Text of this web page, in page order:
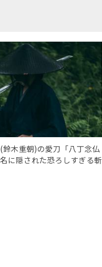
木重朝)の愛刀「八丁念仏
に隠された恐ろしすぎる斬